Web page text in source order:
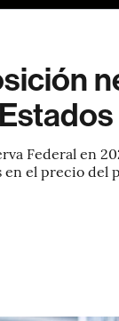
Federal en
en el precio del